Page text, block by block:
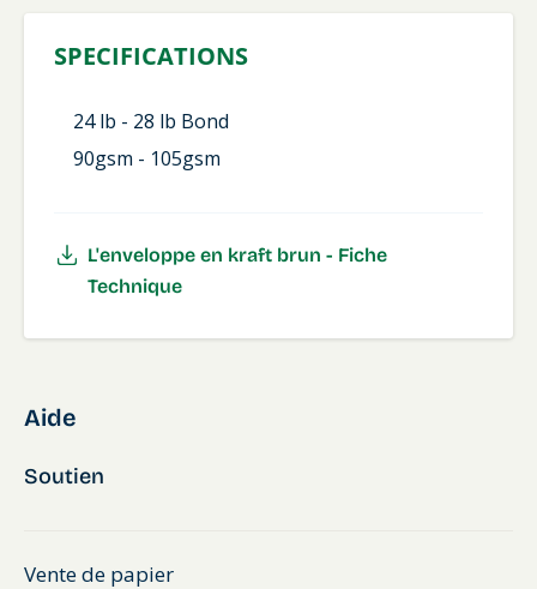
SPECIFICATIONS
24lb - 28 lb Bond
90gsm - 105gsm
L'enveloppe en kraft brun - Fiche
Technique
Aide
Soutien
Vente de papier